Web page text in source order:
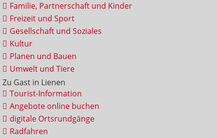
Familie, Partnerschaft und Kinder
Freizeit und Sport
Gesellschaft und Soziales
Kultur
Planen und Bauen
Umwelt und Tiere
Zu Gast in Lienen
Tourist-Information
Angebote online buchen
digitale Ortsrundgänge
Radfahren